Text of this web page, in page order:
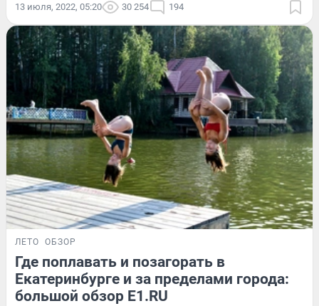
13 июля, 2022, 05:20 30 254 194
ЛЕТО ОБЗОР
Где поплавать и позагорать в
Екатеринбурге и за пределами города:
большой обзор E1.RU